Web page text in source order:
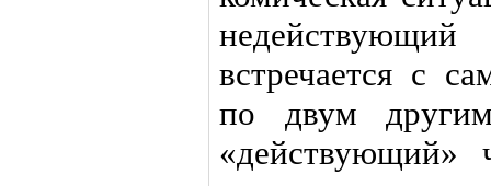
встречается с
по двум
«действующий»